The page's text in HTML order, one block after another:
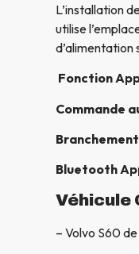
L’installation
utilise
d’alimentation
Fonction
Commande
Branchement
Bluetooth
Véhicule
– Volvo S60